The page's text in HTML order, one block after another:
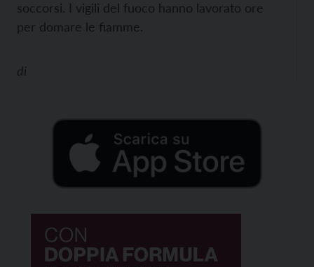
soccorsi. I vigili del fuoco hanno lavorato ore
per domare le fiamme.
di